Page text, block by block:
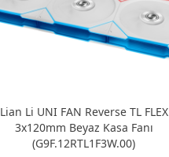
Lian Li UNI FAN Reverse TL FLEX
3x120mm Beyaz Kasa Fanı
(G9F.12RTL1F3W.00)